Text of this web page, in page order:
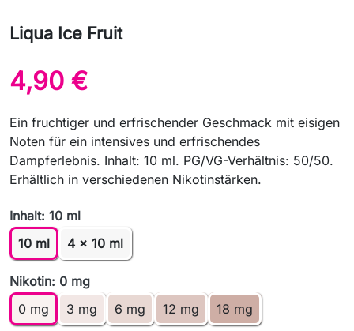
Liqua Ice Fruit
4,90 €
Ein fruchtiger und erfrischender Geschmack mit eisigen
Noten für ein intensives und erfrischendes
Dampferlebnis. Inhalt: 10 ml. PG/VG-Verhältnis: 50/50.
Erhältlich in verschiedenen Nikotinstärken.
Inhalt: 10 ml
10 ml
4 x 10 ml
Nikotin: 0 mg
0 mg
3 mg 6 mg 12 mg 18 mg